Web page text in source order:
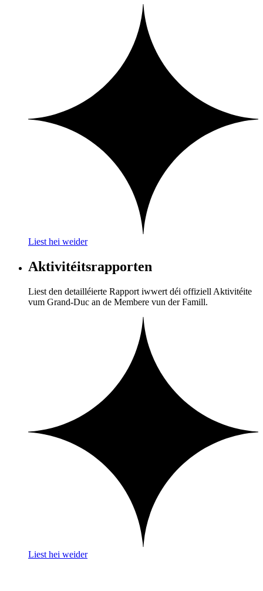
Liest hei weider
Aktivitéitsrapporten
Liest den detailléierte Rapport iwwert déi offiziell Aktivitéite
vum Grand-Duc an de Membere vun der Famill.
Liest hei weider